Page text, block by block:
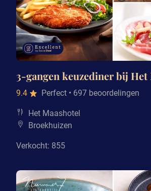
3-gangen keuzediner bij Het
9.4 Perfect • 697 beoordelingen
Het Maashotel
Broekhuizen
Verkocht: 855